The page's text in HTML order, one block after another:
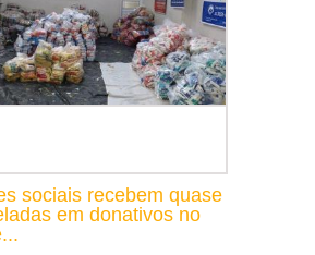
sociais recebem quase
em donativos no